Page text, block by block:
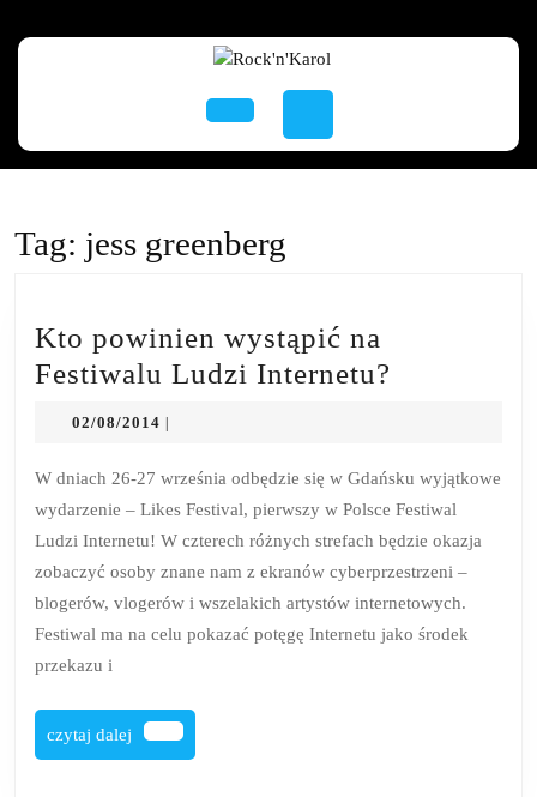
Tag: jess greenberg
Kto powinien wystąpić na
Festiwalu Ludzi Internetu?
na
Festiwalu
Ludzi
Internetu?
02/08/2014 02/08/2014
|
W dniach 26-27 września odbędzie się w Gdańsku wyjątkowe
wydarzenie – Likes Festival, pierwszy w Polsce Festiwal
Ludzi Internetu! W czterech różnych strefach będzie okazja
zobaczyć osoby znane nam z ekranów cyberprzestrzeni –
blogerów, vlogerów i wszelakich artystów internetowych.
Festiwal ma na celu pokazać potęgę Internetu jako środek
przekazu i
czytaj dalej
czytaj
dalej